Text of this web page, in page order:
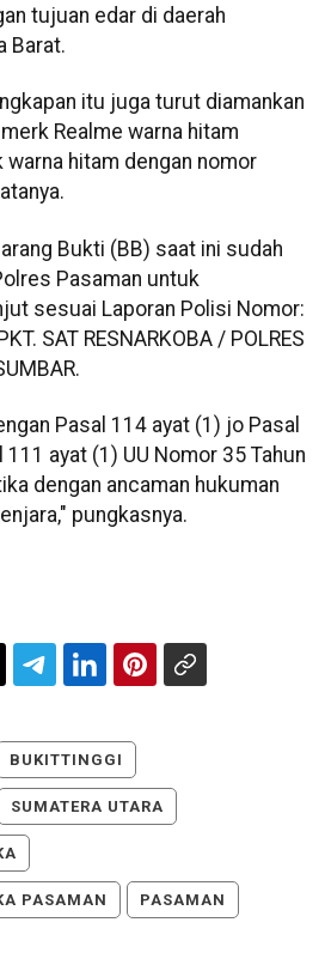
tujuan edar di daerah
Barat.
itu juga turut diamankan
Realme warna hitam
hitam dengan nomor
Bukti (BB) saat ini sudah
Pasaman untuk
sesuai Laporan Polisi Nomor:
SAT RESNARKOBA / POLRES
Pasal 114 ayat (1) jo Pasal
ayat (1) UU Nomor 35 Tahun
dengan ancaman hukuman
pungkasnya.
BUKITTINGGI
SUMATERA UTARA
PASAMAN PASAMAN